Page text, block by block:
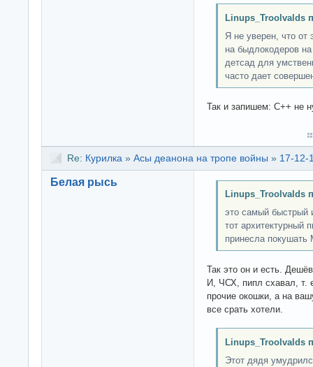
Linups_Troolvalds
Я не уверен, что от
на быдлокодеров
детсад для
часто дает
Так и запишем: C++ не
Re: Курилка » Асы деанона на тропе войны » 17-12-
Белая рысь
Linups_Troolvalds
это самый быстрый
тот архитектурный
принесла покушать
Так это он и есть.
И, ЧСХ, пипл схавал, т.
прочие окошки, а на
все срать хотели.
Linups_Troolvalds
Этот дядя